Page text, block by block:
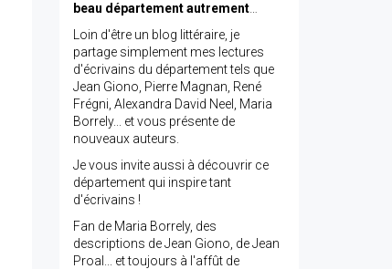
beau département autrement…
Loin d'être un blog littéraire, je
partage simplement mes lectures
d'écrivains du département tels que
Jean Giono, Pierre Magnan, René
Frégni, Alexandra David Neel, Maria
Borrely... et vous présente de
nouveaux auteurs.
Je vous invite aussi à découvrir ce
département qui inspire tant
d'écrivains !
Fan de Maria Borrely, des
descriptions de Jean Giono, de Jean
Proal... et toujours à l'affût de